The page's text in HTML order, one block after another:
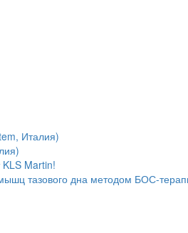
Италия)
Martin!
тазового дна методом БОС-